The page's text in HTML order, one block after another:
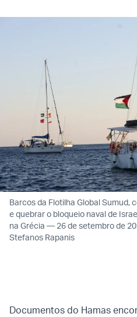
Barcos da Flotilha Global Sumud,
e quebrar o bloqueio naval de
na Grécia — 26 de setembro de
Stefanos Rapanis
Documentos do Hamas